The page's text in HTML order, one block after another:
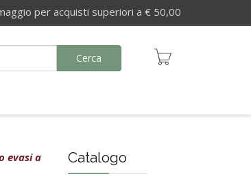
per acquisti superiori a € 50,00
Cerca
evasi a
Catalogo